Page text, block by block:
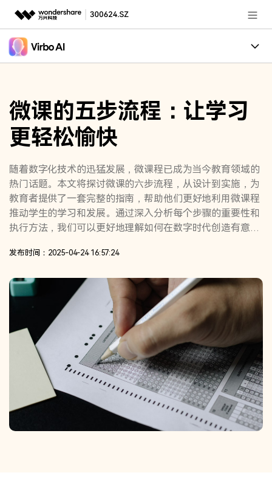
推荐产品
新闻中心
关于万兴
加入我们
帮助中心
客服热线：
核心卖点
适用人群
微课的五步流程：让学习
更轻松愉快
随着数字化技术的迅猛发展，微课程已成为当今教育领域的
热门话题。本文将探讨微课的六步流程，从设计到实施，为
教育者提供了一套完整的指南，帮助他们更好地利用微课程
推动学生的学习和发展。通过深入分析每个步骤的重要性和
执行方法，我们可以更好地理解如何在数字时代创造有意义
发布时间：2025-04-24 16:57:24